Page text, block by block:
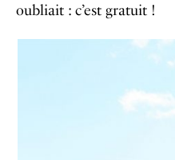
oubliait : c’est gratuit !